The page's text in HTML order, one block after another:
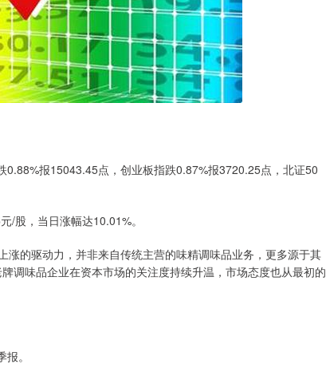
报15043.45点，创业板指跌0.87%报3720.25点，北证50
/股，当日涨幅达10.01%。
的驱动力，并非来自传统主营的味精调味品业务，更多源于其
调味品企业在资本市场的关注度持续升温，市场态度也从最初的
。